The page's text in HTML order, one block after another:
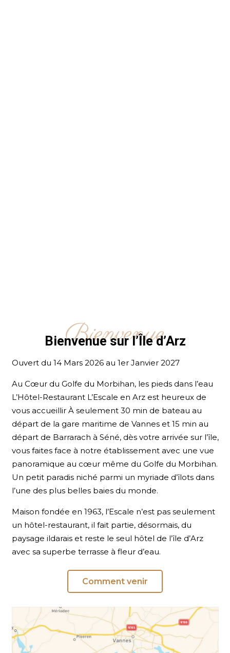
Bienvenue
Bienvenue sur l’Île d’Arz
Ouvert du 14 Mars 2026 au 1er Janvier 2027
Au Cœur du Golfe du Morbihan, les pieds dans l’eau
L’Hôtel-Restaurant L’Escale en Arz est heureux de
vous accueillir À seulement 30 min de bateau au
départ de la gare maritime de Vannes et 15 min au
départ de Barrarach à Séné, dès votre arrivée sur l’île,
vous faites face à notre établissement avec une vue
panoramique au cœur même du Golfe du Morbihan.
Un petit paradis niché parmi un myriade d’îlots dans
l’une des plus belles baies du monde.
Maison fondée en 1963, l’Escale n’est pas seulement
un hôtel-restaurant, il fait partie, désormais, du
paysage ildarais et reste le seul hôtel de l’île d’Arz
avec sa superbe terrasse à fleur d’eau.
Comment venir